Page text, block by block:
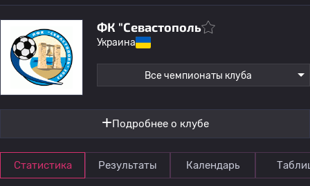
ФК "Севастополь
Украина
Все чемпионаты клуба
Подробнее о клубе
Статистика Результаты Календарь